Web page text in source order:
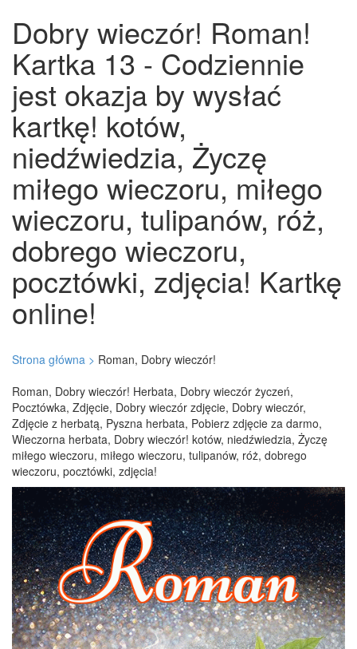
Dobry wieczór! Roman!
Kartka 13 - Codziennie
jest okazja by wysłać
kartkę! kotów,
niedźwiedzia, Życzę
miłego wieczoru, miłego
wieczoru, tulipanów, róż,
dobrego wieczoru,
pocztówki, zdjęcia! Kartkę
online!
Strona główna > Roman, Dobry wieczór!
Roman, Dobry wieczór! Herbata, Dobry wieczór życzeń,
Pocztówka, Zdjęcie, Dobry wieczór zdjęcie, Dobry wieczór,
Zdjęcie z herbatą, Pyszna herbata, Pobierz zdjęcie za darmo,
Wieczorna herbata, Dobry wieczór! kotów, niedźwiedzia, Życzę
miłego wieczoru, miłego wieczoru, tulipanów, róż, dobrego
wieczoru, pocztówki, zdjęcia!